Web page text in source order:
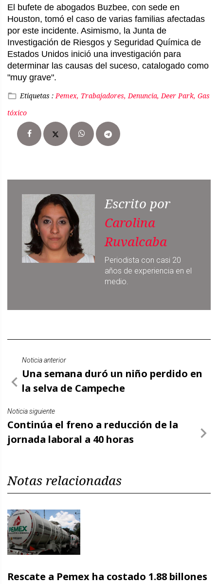
El bufete de abogados Buzbee, con sede en
Houston, tomó el caso de varias familias afectadas
por este incidente. Asimismo, la Junta de
Investigación de Riesgos y Seguridad Química de
Estados Unidos inició una investigación para
determinar las causas del suceso, catalogado como
"muy grave".
Etiquetas :Pemex, Trabajadores, Denuncia, Deer Park, Gas
tóxico
Escrito por
Carolina
Ruvalcaba
Periodista con casi 20
años de experiencia en el
medio.
Noticia anterior
Una semana duró un niño perdido en
la selva de Campeche
Noticia siguiente
Continúa el freno a reducción de la
jornada laboral a 40 horas
Notas relacionadas
Rescate a Pemex ha costado 1.88 billones